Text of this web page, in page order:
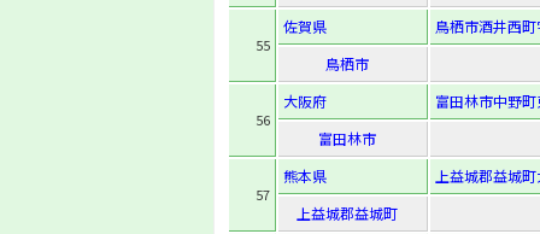
55
佐賀県
鳥栖市酒井西
鳥栖市
56
大阪府
富田林市中野
富田林市
57
熊本県
上益城郡益城
上益城郡益城町